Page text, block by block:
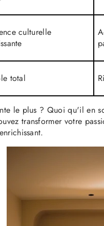
culturelle
total
le plus ? Quoi qu'il en
transformer votre